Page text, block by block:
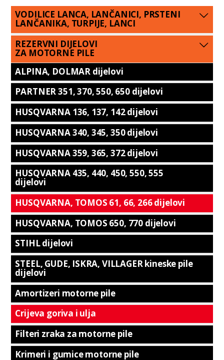
VODILICE LANCA, LANČANICI, PRSTENI
LANČANIKA, TURPIJE, LANCI
REZERVNI DIJELOVI
ZA MOTORNE PILE
ALPINA, DOLMAR dijelovi
PARTNER 351, 370, 550, 650 dijelovi
HUSQVARNA 136, 137, 142 dijelovi
HUSQVARNA 340, 345, 350 dijelovi
HUSQVARNA 359, 365, 372 dijelovi
HUSQVARNA 435, 440, 450, 550, 555
dijelovi
HUSQVARNA, TOMOS 61, 66, 266 dijelovi
HUSQVARNA, TOMOS 650, 770 dijelovi
STIHL dijelovi
STEEL, GUDE, ISKRA, VILLAGER kineske pile
dijelovi
Amortizeri motorne pile
Crijeva goriva i ulja
Filteri zraka za motorne pile
Krimeri i gumice motorne pile